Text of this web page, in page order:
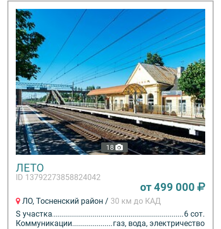
18
ЛЕТО
ID 13792273858824042
от 499 000
ЛО, Тосненский район / 30 км до КАД
S участка
6 сот.
Коммуникации
газ, вода, электричество